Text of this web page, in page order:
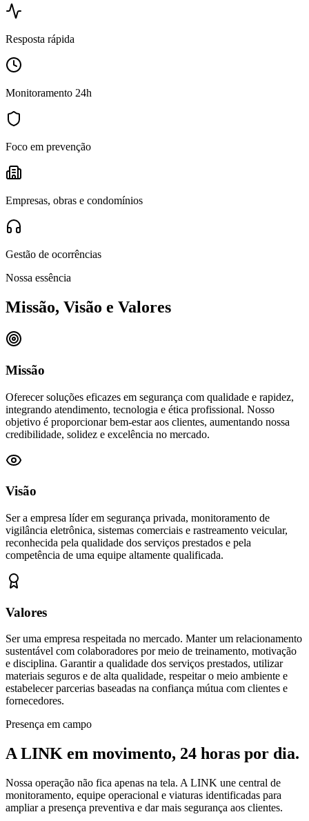
Resposta rápida
Monitoramento 24h
Foco em prevenção
Empresas, obras e condomínios
Gestão de ocorrências
Nossa essência
Missão, Visão e Valores
Missão
Oferecer soluções eficazes em segurança com qualidade e rapidez,
integrando atendimento, tecnologia e ética profissional. Nosso
objetivo é proporcionar bem-estar aos clientes, aumentando nossa
credibilidade, solidez e excelência no mercado.
Visão
Ser a empresa líder em segurança privada, monitoramento de
vigilância eletrônica, sistemas comerciais e rastreamento veicular,
reconhecida pela qualidade dos serviços prestados e pela
competência de uma equipe altamente qualificada.
Valores
Ser uma empresa respeitada no mercado. Manter um relacionamento
sustentável com colaboradores por meio de treinamento, motivação
e disciplina. Garantir a qualidade dos serviços prestados, utilizar
materiais seguros e de alta qualidade, respeitar o meio ambiente e
estabelecer parcerias baseadas na confiança mútua com clientes e
fornecedores.
Presença em campo
A LINK em movimento, 24 horas por dia.
Nossa operação não fica apenas na tela. A LINK une central de
monitoramento, equipe operacional e viaturas identificadas para
ampliar a presença preventiva e dar mais segurança aos clientes.